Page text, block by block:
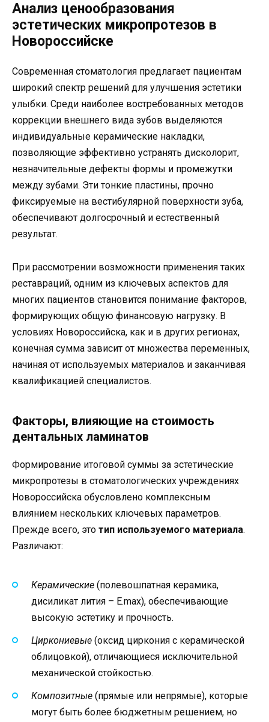
Анализ ценообразования
эстетических микропротезов в
Новороссийске
Современная стоматология предлагает пациентам
широкий спектр решений для улучшения эстетики
улыбки. Среди наиболее востребованных методов
коррекции внешнего вида зубов выделяются
индивидуальные керамические накладки,
позволяющие эффективно устранять дисколорит,
незначительные дефекты формы и промежутки
между зубами. Эти тонкие пластины, прочно
фиксируемые на вестибулярной поверхности зуба,
обеспечивают долгосрочный и естественный
результат.
При рассмотрении возможности применения таких
реставраций, одним из ключевых аспектов для
многих пациентов становится понимание факторов,
формирующих общую финансовую нагрузку. В
условиях Новороссийска, как и в других регионах,
конечная сумма зависит от множества переменных,
начиная от используемых материалов и заканчивая
квалификацией специалистов.
Факторы, влияющие на стоимость
дентальных ламинатов
Формирование итоговой суммы за эстетические
микропротезы в стоматологических учреждениях
Новороссийска обусловлено комплексным
влиянием нескольких ключевых параметров.
Прежде всего, это тип используемого материала.
Различают:
Керамические (полевошпатная керамика,
дисиликат лития – E.max), обеспечивающие
высокую эстетику и прочность.
Циркониевые (оксид циркония с керамической
облицовкой), отличающиеся исключительной
механической стойкостью.
Композитные (прямые или непрямые), которые
могут быть более бюджетным решением, но